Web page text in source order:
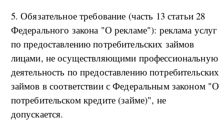
5. Обязательное требование (часть 13 статьи 28
Федерального закона "О рекламе"): реклама услуг
по предоставлению потребительских займов
лицами, не осуществляющими профессиональную
деятельность по предоставлению потребительских
займов в соответствии с Федеральным законом "О
потребительском кредите (займе)", не
допускается.